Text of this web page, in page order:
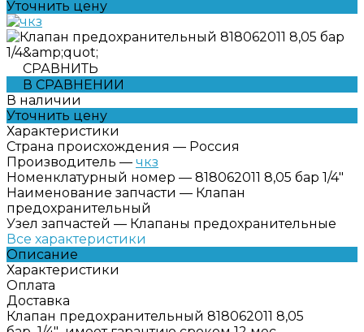
Уточнить цену
СРАВНИТЬ
В СРАВНЕНИИ
В наличии
Уточнить цену
Характеристики
Страна происхождения — Россия
Производитель — чкз
Номенклатурный номер — 818062011 8,05 бар 1/4"
Наименование запчасти — Клапан
предохранительный
Узел запчастей — Клапаны предохранительные
Все характеристики
Описание
Характеристики
Оплата
Доставка
Клапан предохранительный 818062011 8,05